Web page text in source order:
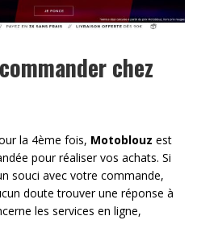
chez
la 4ème fois, Motoblouz est
pour réaliser vos achats. Si
souci avec votre commande,
doute trouver une réponse à
les services en ligne,